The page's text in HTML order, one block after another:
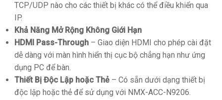
TCP/UDP nào cho các thiết bị khác có thể điều khiển qua
IP.
Khả Năng Mở Rộng Không Giới Hạn
HDMI Pass-Through – Giao diện HDMI cho phép cài đặt
dễ dàng với màn hình hiển thị cục bộ chẳng hạn như ứng
dụng PC để bàn.
Thiết Bị Độc Lập hoặc Thẻ – Có sẵn dưới dạng thiết bị
độc lập hoặc thẻ để sử dụng với NMX-ACC-N9206.